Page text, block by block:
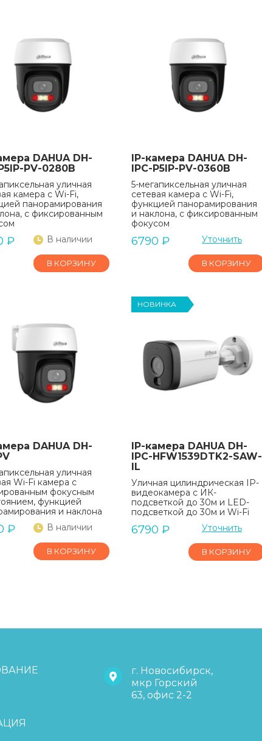
DAHUA DH-
PV-0280B
уличная
камера с Wi-Fi,
панорамирования
с фиксированным
₽ В наличии
В КОРЗИНУ
IP-камера DAHUA DH-
IPC-P5IP-PV-0360B
5-мегапиксельная уличная
сетевая камера с Wi-Fi,
функцией панорамирования
и наклона, с фиксированным
фокусом
6790 ₽ Уточнить
В КОРЗИНУ
DAHUA DH-
уличная
Wi-Fi камера с
фокусным
функцией
и наклона
₽ В наличии
В КОРЗИНУ
НОВИНКА
IP-камера DAHUA DH-
IPC-HFW1539DTK2-SAW-
IL
Уличная цилиндрическая IP-
видеокамера с ИК-
подсветкой до 30м и LED-
подсветкой до 30м и Wi-Fi
6790 ₽ Уточнить
В КОРЗИНУ
г. Новосибирск,
мкр Горский
63, офис 2-2